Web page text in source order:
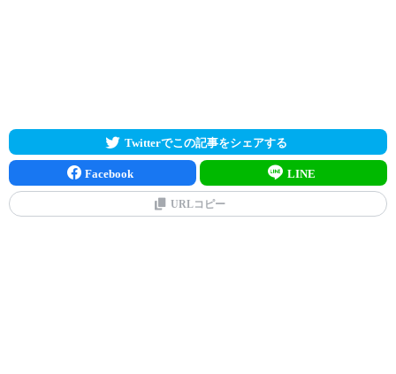
Twitterでこの記事をシェアする
Facebook LINE
URLコピー